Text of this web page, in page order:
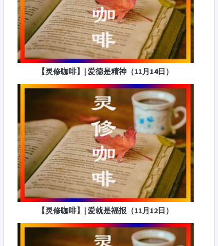
【灵修咖啡】| 爱德是精神（11月14日）
【灵修咖啡】| 爱就是福报（11月12日）